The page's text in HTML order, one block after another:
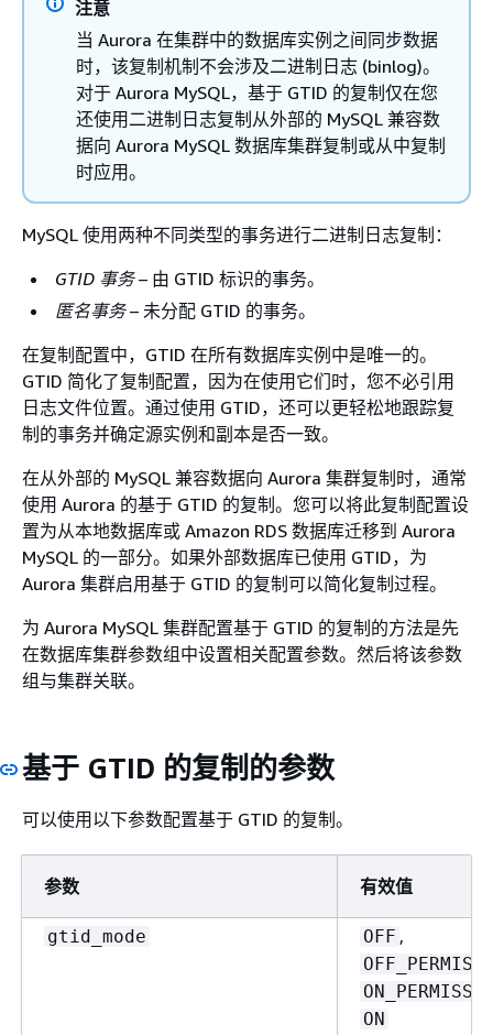
注意
当 Aurora 在集群中的数据库实例之间同步数据
时，该复制机制不会涉及二进制日志 (binlog)。
对于 Aurora MySQL，基于 GTID 的复制仅在您
还使用二进制日志复制从外部的 MySQL 兼容数
据向 Aurora MySQL 数据库集群复制或从中复制
时应用。
MySQL 使用两种不同类型的事务进行二进制日志复制：
GTID 事务– 由 GTID 标识的事务。
匿名事务– 未分配 GTID 的事务。
在复制配置中，GTID 在所有数据库实例中是唯一的。
GTID 简化了复制配置，因为在使用它们时，您不必引用
日志文件位置。通过使用 GTID，还可以更轻松地跟踪复
制的事务并确定源实例和副本是否一致。
在从外部的 MySQL 兼容数据向 Aurora 集群复制时，通常
使用 Aurora 的基于 GTID 的复制。您可以将此复制配置设
置为从本地数据库或 Amazon RDS 数据库迁移到 Aurora
MySQL 的一部分。如果外部数据库已使用 GTID，为
Aurora 集群启用基于 GTID 的复制可以简化复制过程。
为 Aurora MySQL 集群配置基于 GTID 的复制的方法是先
在数据库集群参数组中设置相关配置参数。然后将该参数
组与集群关联。
基于 GTID 的复制的参数
可以使用以下参数配置基于 GTID 的复制。
参数 有效值
gtid_mode OFF ,
ON